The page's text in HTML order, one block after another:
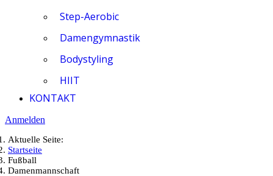
Step-Aerobic
Damengymnastik
Bodystyling
HIIT
KONTAKT
Anmelden
Aktuelle Seite:
Startseite
Fußball
Damenmannschaft